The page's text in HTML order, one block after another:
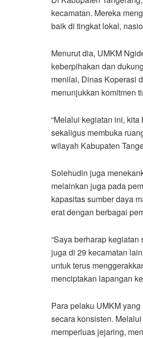
kecamatan. Mereka
baik di tingkat lokal,
Menurut dia, UMKM
keberpihakan dan
menilai, Dinas Koperasi
menunjukkan komitmen
“Melalui kegiatan ini,
sekaligus membuka
wilayah Kabupaten
Solehudin juga
melainkan juga pada
kapasitas sumber daya
erat dengan berbagai
“Saya berharap
juga di 29 kecamatan
untuk terus
menciptakan lapangan
Para pelaku UMKM
secara konsisten.
memperluas jejaring,